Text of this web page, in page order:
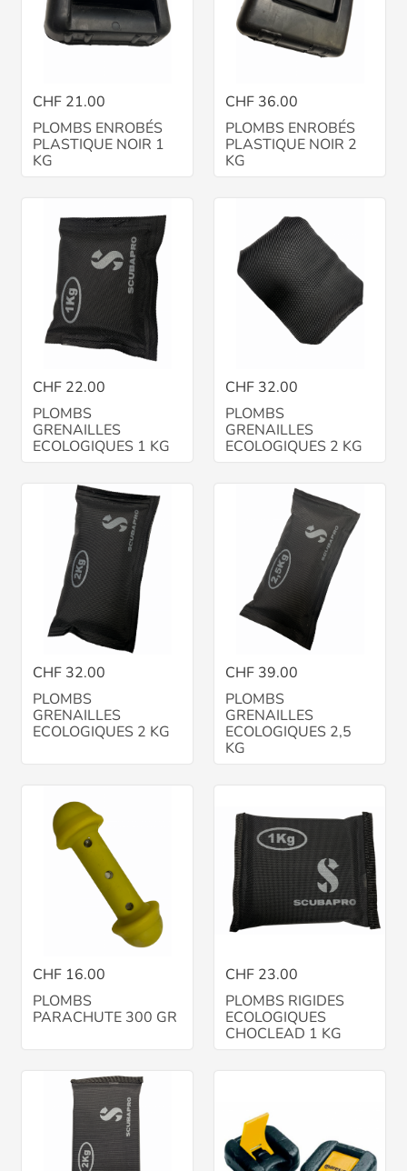
CHF 21.00
PLOMBS ENROBÉS
PLASTIQUE NOIR 1
KG
CHF 36.00
PLOMBS ENROBÉS
PLASTIQUE NOIR 2
KG
CHF 22.00
PLOMBS
GRENAILLES
ECOLOGIQUES 1 KG
CHF 32.00
PLOMBS
GRENAILLES
ECOLOGIQUES 2 KG
CHF 32.00
PLOMBS
GRENAILLES
ECOLOGIQUES 2 KG
CHF 39.00
PLOMBS
GRENAILLES
ECOLOGIQUES 2,5
KG
CHF 16.00
PLOMBS
PARACHUTE 300 GR
CHF 23.00
PLOMBS RIGIDES
ECOLOGIQUES
CHOCLEAD 1 KG